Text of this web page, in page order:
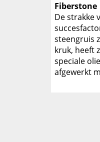
Fiberstone
De strakke
steengruis
kruk, heeft
speciale
afgewerkt